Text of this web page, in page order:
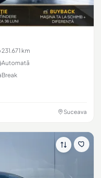
231.671 km
Automată
Break
Suceava